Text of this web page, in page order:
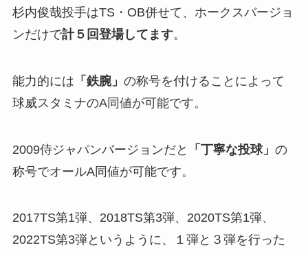
杉内俊哉投手はTS・OB併せて、ホークスバージョ
ンだけで計５回登場してます。
能力的には 「鉄腕」 の称号を付けることによって
球威スタミナのA同値が可能です。
2009侍ジャパンバージョンだと 「丁寧な投球」 の
称号でオールA同値が可能です。
2017TS第1弾、2018TS第3弾、2020TS第1弾、
2022TS第3弾というように、１弾と３弾を行った